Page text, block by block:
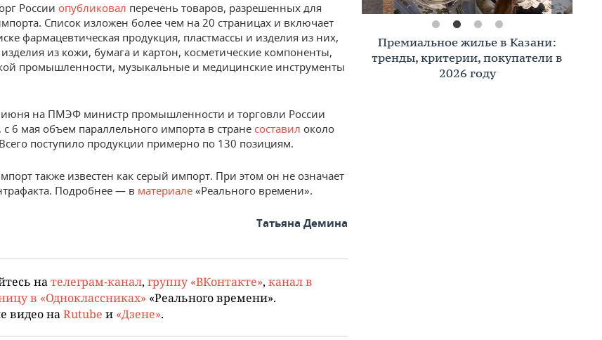
России опубликовал перечень товаров, разрешенных для
Список изложен более чем на 20 страницах и включает
фармацевтическая продукция, пластмассы и изделия из них,
из кожи, бумага и картон, косметические компоненты,
промышленности, музыкальные и медицинские инструменты
июня на ПМЭФ министр промышленности и торговли России
6 мая объем параллельного импорта в стране составил около
поступило продукции примерно по 130 позициям.
также известен как серый импорт. При этом он не означает
Подробнее — в материале «Реального времени».
Татьяна Демина
на телеграм-канал, группу «ВКонтакте», канал в
в «Одноклассниках» «Реального времени».
видео на Rutube и «Дзене».
Премиальное жилье в Казани:
тренды, критерии, покупатели в
2026 году